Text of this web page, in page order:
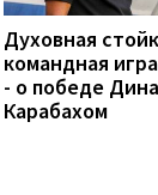
Духовная
командная
- о победе
Карабахом